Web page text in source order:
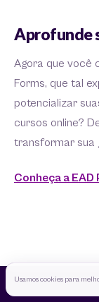
Aprofunde
Agora que você
Forms, que tal
potencializar
cursos online?
transformar sua
Conheça a
Usamos cookies para